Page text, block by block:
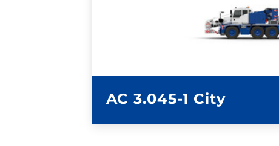
AC 3.045-1 City
자세히 알아보기